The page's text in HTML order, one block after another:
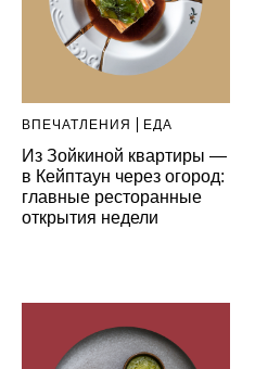
ВПЕЧАТЛЕНИЯ ЕДА
Из Зойкиной квартиры —
в Кейптаун через огород:
главные ресторанные
открытия недели